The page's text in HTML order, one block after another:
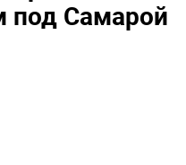
под Самарой